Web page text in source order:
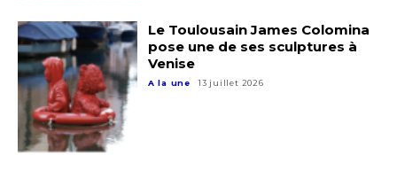
Le Toulousain James Colomina
pose une de ses sculptures à
Venise
A la une 13 juillet 2026